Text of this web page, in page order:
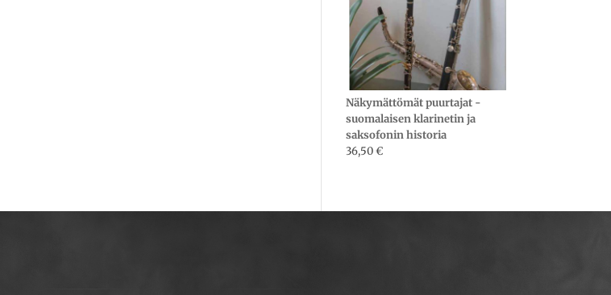
Näkymättömät puurtajat -
suomalaisen klarinetin ja
saksofonin historia
36,50€